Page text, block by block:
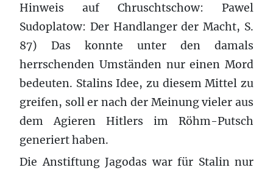
Hinweis auf Chruschtschow: Pawel
Sudoplatow: Der Handlanger der Macht, S.
87) Das konnte unter den damals
herrschenden Umständen nur einen Mord
bedeuten. Stalins Idee, zu diesem Mittel zu
greifen, soll er nach der Meinung vieler aus
dem Agieren Hitlers im Röhm-Putsch
generiert haben.
Die Anstiftung Jagodas war für Stalin nur